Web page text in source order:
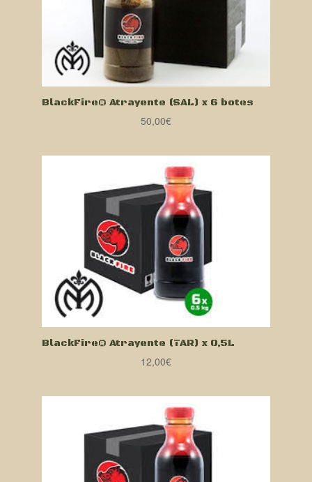
BlackFire® Atrayente (SAL) x 6 botes
50,00€
BlackFire® Atrayente (TAR) x 0,5L
12,00€